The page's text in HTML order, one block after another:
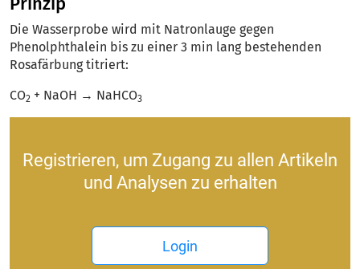
Die Wasserprobe wird mit Natronlauge gegen
Phenolphthalein bis zu einer 3 min lang bestehenden
Rosafärbung titriert:
CO2 + NaOH → NaHCO3
Registrieren, um Zugang zu allen Artikeln
und Analysen zu erhalten
Login